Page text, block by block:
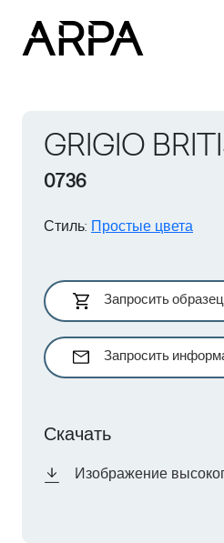
GRIGIO
0736
Стиль: Простые цвета
Запросить образец
Запросить
Скачать
Изображение